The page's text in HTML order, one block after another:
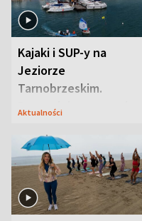
Kajaki i SUP-y na
Jeziorze
Tarnobrzeskim.
Przyrodnicy zwracają
Aktualności